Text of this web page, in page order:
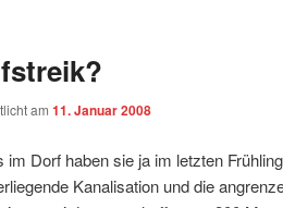
am 11. Januar 2008
im Dorf haben sie ja im letzten
Kanalisation und die